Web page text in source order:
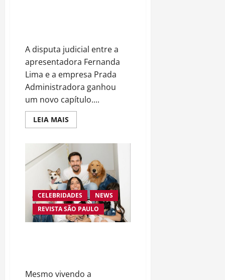
Aranha”
A disputa judicial entre a
apresentadora Fernanda
Lima e a empresa Prada
Administradora ganhou
um novo capítulo....
LEIA MAISRead
more
perícia
em
disputa
entre
Fernanda
Lima
e
empresa
de
gestão
patrimonial
CELEBRIDADES
NEWS
REVISTA SÃO PAULO
Mesmo vivendo a